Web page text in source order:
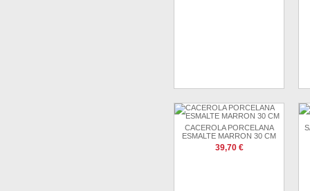
CACEROLA PORCELANA
ESMALTE MARRON 30 CM
39,70 €